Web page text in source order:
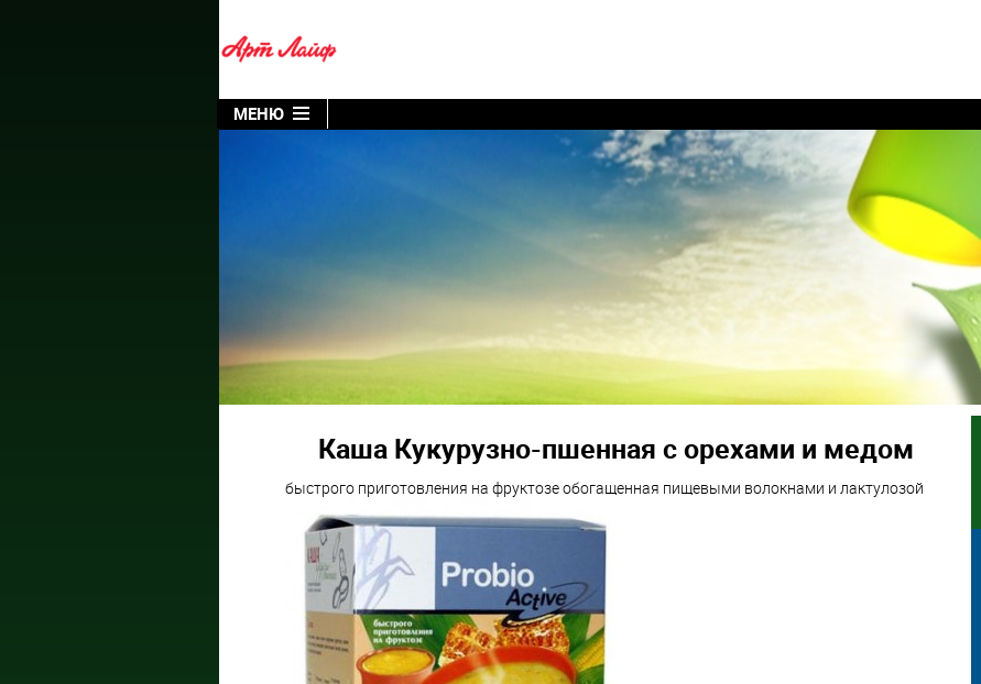
МЕНЮ
Каша Кукурузно-пшенная с орехами и медом
быстрого приготовления на фруктозе обогащенная пищевыми волокнами и лактулозой